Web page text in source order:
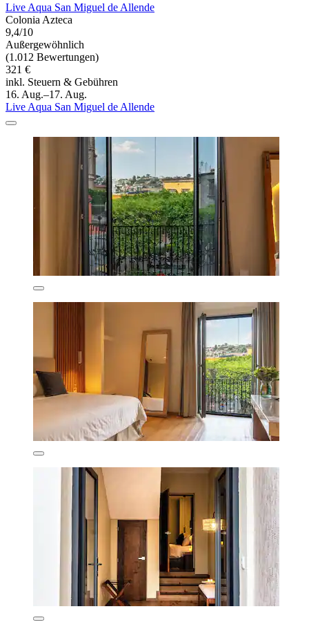
Live Aqua San Miguel de Allende
Colonia Azteca
9,4/10
Außergewöhnlich
(1.012 Bewertungen)
321 €
inkl. Steuern & Gebühren
16. Aug.–17. Aug.
Live Aqua San Miguel de Allende